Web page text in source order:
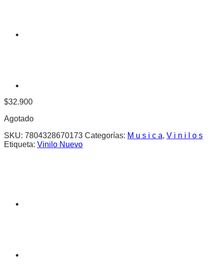
$32.900
Agotado
SKU: 7804328670173 Categorías: M u s i c a, V i n i l o s
Etiqueta: Vinilo Nuevo